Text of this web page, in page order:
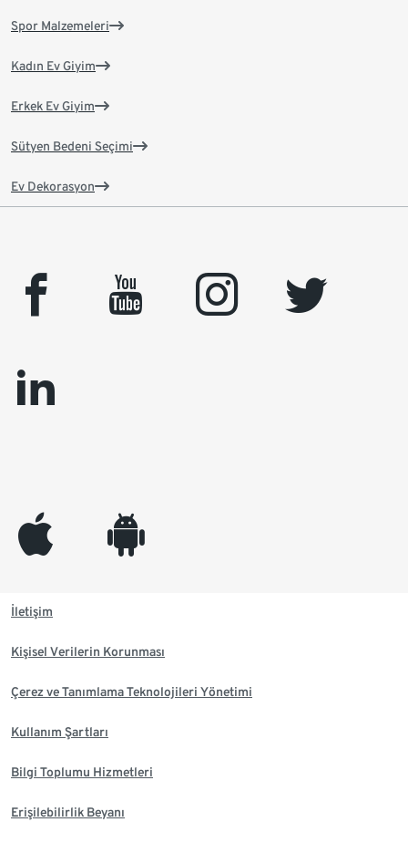
Spor Malzemeleri
Kadın Ev Giyim
Erkek Ev Giyim
Sütyen Bedeni Seçimi
Ev Dekorasyon
facebook youtube instagram
twitter
linkedin
appleinc android
İletişim
Kişisel Verilerin Korunması
Çerez ve Tanımlama Teknolojileri Yönetimi
Kullanım Şartları
Bilgi Toplumu Hizmetleri
Erişilebilirlik Beyanı